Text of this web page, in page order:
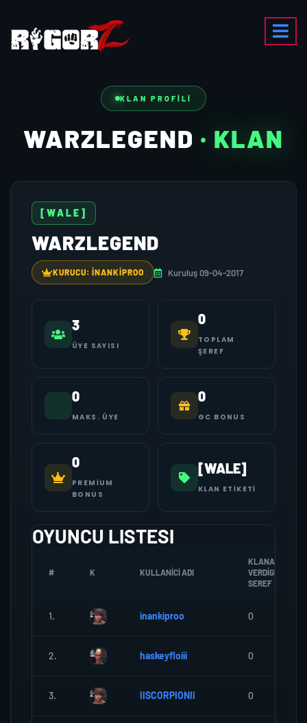
KLAN PROFILI
WARZLEGEND · KLAN
[WALE]
WARZLEGEND
KURUCU: INANKIPROO Kuruluş 09-04-2017
3
ÜYE SAYISI
0
TOPLAM
ŞEREF
0
MAKS. ÜYE
0
GC BONUS
0
PREMIUM
BONUS
[WALE]
KLAN ETIKETI
OYUNCU LISTESI
# K KULLANICI ADI
KLANA
VERDIGI
SEREF
1. inankiproo 0
2. haskeyfloiii 0
3. IISCORPIONII 0